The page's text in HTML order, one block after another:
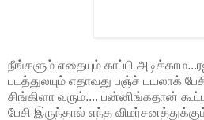
நீங்களும் எதையும் காப்பி
படத்துலயும் எதாவது பஞ்ச் டயலாக்
சிங்கிளா வரும்.... பன்னிங்கதான்
பேசி இருந்தால் எந்த